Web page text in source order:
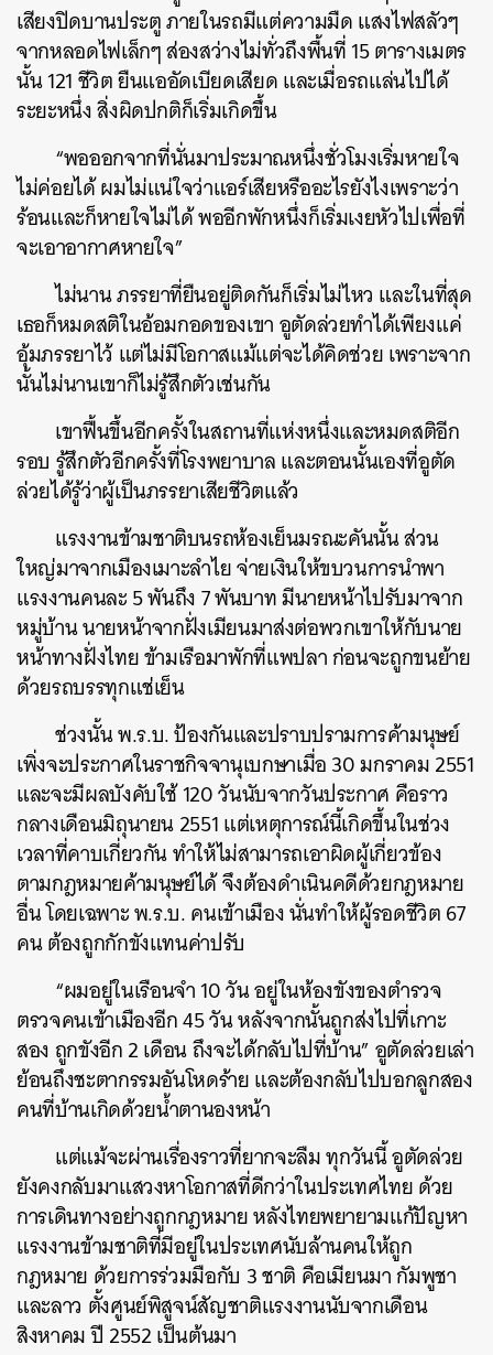
เสียงปิดบานประตู ภายในรถมีแต่ความมืด แสงไฟสลัวๆ
จากหลอดไฟเล็กๆ ส่องสว่างไม่ทั่วถึงพื้นที่ 15 ตารางเมตร
นั้น 121 ชีวิต ยืนแออัดเบียดเสียด และเมื่อรถแล่นไปได้
ระยะหนึ่ง สิ่งผิดปกติก็เริ่มเกิดขึ้น
“พอออกจากที่นั่นมาประมาณหนึ่งชั่วโมงเริ่มหายใจ
ไม่ค่อยได้ ผมไม่แน่ใจว่าแอร์เสียหรืออะไรยังไงเพราะว่า
ร้อนและก็หายใจไม่ได้ พออีกพักหนึ่งก็เริ่มเงยหัวไปเพื่อที่
จะเอาอากาศหายใจ”
ไม่นาน ภรรยาที่ยืนอยู่ติดกันก็เริ่มไม่ไหว และในที่สุด
เธอก็หมดสติในอ้อมกอดของเขา อูตัดล่วยทำได้เพียงแค่
อุ้มภรรยาไว้ แต่ไม่มีโอกาสแม้แต่จะได้คิดช่วย เพราะจาก
นั้นไม่นานเขาก็ไม่รู้สึกตัวเช่นกัน
เขาฟื้นขึ้นอีกครั้งในสถานที่แห่งหนึ่งและหมดสติอีก
รอบ รู้สึกตัวอีกครั้งที่โรงพยาบาล และตอนนั้นเองที่อูตัด
ล่วยได้รู้ว่าผู้เป็นภรรยาเสียชีวิตแล้ว
แรงงานข้ามชาติบนรถห้องเย็นมรณะคันนั้น ส่วน
ใหญ่มาจากเมืองเมาะลำไย จ่ายเงินให้ขบวนการนำพา
แรงงานคนละ 5 พันถึง 7 พันบาท มีนายหน้าไปรับมาจาก
หมู่บ้าน นายหน้าจากฝั่งเมียนมาส่งต่อพวกเขาให้กับนาย
หน้าทางฝั่งไทย ข้ามเรือมาพักที่แพปลา ก่อนจะถูกขนย้าย
ด้วยรถบรรทุกแช่เย็น
ช่วงนั้น พ.ร.บ. ป้องกันและปราบปรามการค้ามนุษย์
เพิ่งจะประกาศในราชกิจจานุเบกษาเมื่อ 30 มกราคม 2551
และจะมีผลบังคับใช้ 120 วันนับจากวันประกาศ คือราว
กลางเดือนมิถุนายน 2551 แต่เหตุการณ์นี้เกิดขึ้นในช่วง
เวลาที่คาบเกี่ยวกัน ทำให้ไม่สามารถเอาผิดผู้เกี่ยวข้อง
ตามกฎหมายค้ามนุษย์ได้ จึงต้องดำเนินคดีด้วยกฎหมาย
อื่น โดยเฉพาะ พ.ร.บ. คนเข้าเมือง นั่นทำให้ผู้รอดชีวิต 67
คน ต้องถูกกักขังแทนค่าปรับ
“ผมอยู่ในเรือนจำ 10 วัน อยู่ในห้องขังของตำรวจ
ตรวจคนเข้าเมืองอีก 45 วัน หลังจากนั้นถูกส่งไปที่เกาะ
สอง ถูกขังอีก 2 เดือน ถึงจะได้กลับไปที่บ้าน” อูตัดล่วยเล่า
ย้อนถึงชะตากรรมอันโหดร้าย และต้องกลับไปบอกลูกสอง
คนที่บ้านเกิดด้วยน้ำตานองหน้า
แต่แม้จะผ่านเรื่องราวที่ยากจะลืม ทุกวันนี้ อูตัดล่วย
ยังคงกลับมาแสวงหาโอกาสที่ดีกว่าในประเทศไทย ด้วย
การเดินทางอย่างถูกกฎหมาย หลังไทยพยายามแก้ปัญหา
แรงงานข้ามชาติที่มีอยู่ในประเทศนับล้านคนให้ถูก
กฎหมาย ด้วยการร่วมมือกับ 3 ชาติ คือเมียนมา กัมพูชา
และลาว ตั้งศูนย์พิสูจน์สัญชาติแรงงานนับจากเดือน
สิงหาคม ปี 2552 เป็นต้นมา